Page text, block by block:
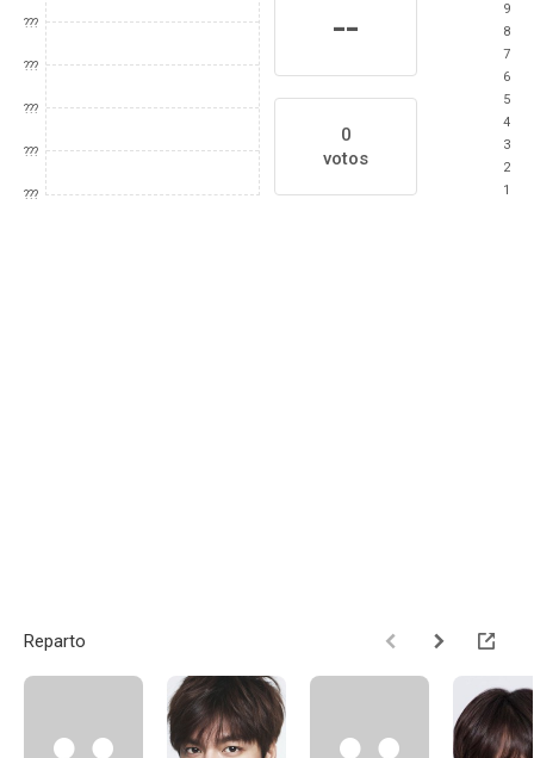
???
???
???
???
???
--
0
votos
9
8
7
6
5
4
3
2
1
Reparto